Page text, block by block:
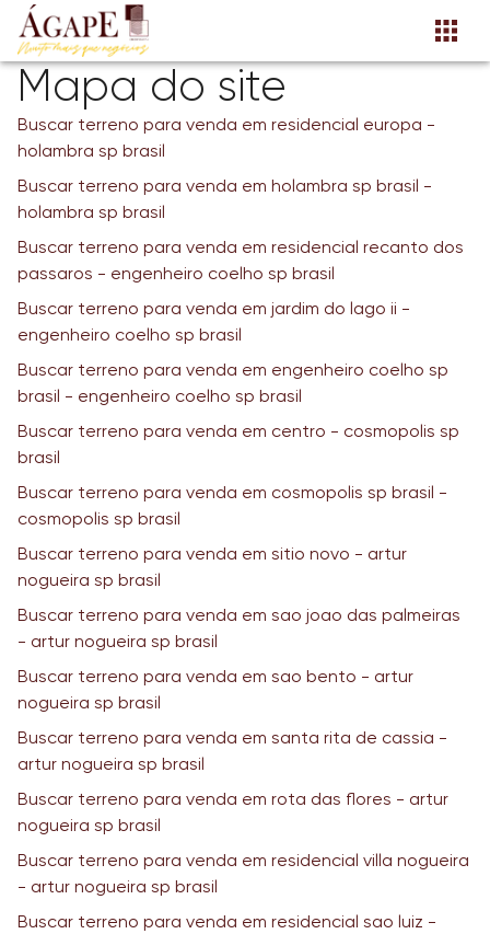
Mapa do site
Buscar terreno para venda em residencial europa -
holambra sp brasil
Buscar terreno para venda em holambra sp brasil -
holambra sp brasil
Buscar terreno para venda em residencial recanto dos
passaros - engenheiro coelho sp brasil
Buscar terreno para venda em jardim do lago ii -
engenheiro coelho sp brasil
Buscar terreno para venda em engenheiro coelho sp
brasil - engenheiro coelho sp brasil
Buscar terreno para venda em centro - cosmopolis sp
brasil
Buscar terreno para venda em cosmopolis sp brasil -
cosmopolis sp brasil
Buscar terreno para venda em sitio novo - artur
nogueira sp brasil
Buscar terreno para venda em sao joao das palmeiras
- artur nogueira sp brasil
Buscar terreno para venda em sao bento - artur
nogueira sp brasil
Buscar terreno para venda em santa rita de cassia -
artur nogueira sp brasil
Buscar terreno para venda em rota das flores - artur
nogueira sp brasil
Buscar terreno para venda em residencial villa nogueira
- artur nogueira sp brasil
Buscar terreno para venda em residencial sao luiz -